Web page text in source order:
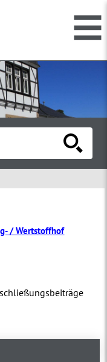
/ Wertstoffhof